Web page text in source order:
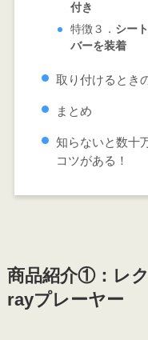
付き
特徴３． シー
バーを装着
取り付けるとき
まとめ
知らないと数十
コツがある！
商品紹介①：レ
rayプレーヤー